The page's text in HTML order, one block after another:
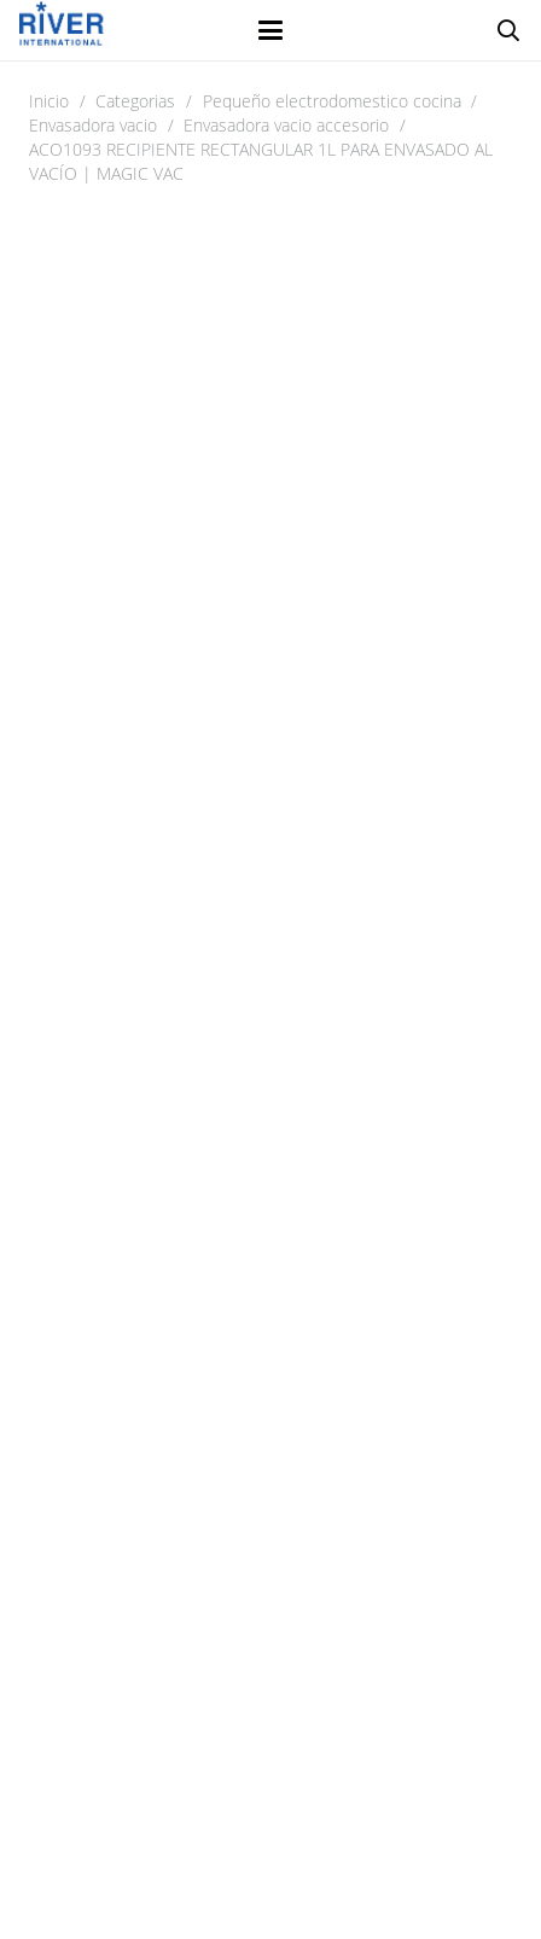
Inicio / Categorias / Pequeño electrodomestico cocina /
Envasadora vacio / Envasadora vacio accesorio /
ACO1093 RECIPIENTE RECTANGULAR 1L PARA ENVASADO AL
VACÍO | MAGIC VAC